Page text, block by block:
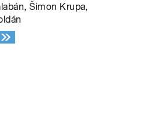
Šimon Krupa,